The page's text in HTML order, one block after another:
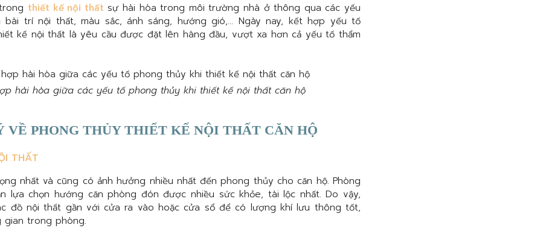
thiết kế nội thất sự hài hòa trong môi trường nhà ở thông qua các yếu
trí nội thất, màu sắc, ánh sáng, hướng gió,… Ngày nay, kết hợp yếu tố
kế nội thất là yêu cầu được đặt lên hàng đầu, vượt xa hơn cả yếu tố thẩm
hài hòa giữa các yếu tố phong thủy khi thiết kế nội thất căn hộ
VỀ PHONG THỦY THIẾT KẾ NỘI THẤT CĂN HỘ
THẤT
nhất và cũng có ảnh hưởng nhiều nhất đến phong thủy cho căn hộ. Phòng
lựa chọn hướng căn phòng đón được nhiều sức khỏe, tài lộc nhất. Do vậy,
đồ nội thất gần với cửa ra vào hoặc cửa sổ để có lượng khí lưu thông tốt,
gian trong phòng.